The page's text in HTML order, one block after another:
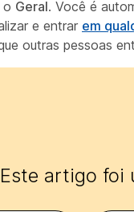
o Geral. Você é
e entrar em
outras pessoas
Este artigo foi